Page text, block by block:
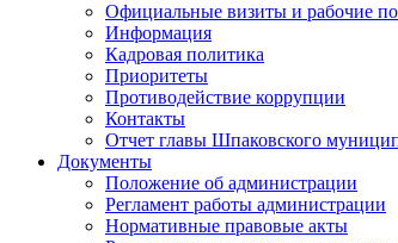
Официальные визиты и рабочие
Информация
Кадровая политика
Приоритеты
Противодействие коррупции
Контакты
Отчет главы Шпаковского
Документы
Положение об администрации
Регламент работы администрации
Нормативные правовые акты